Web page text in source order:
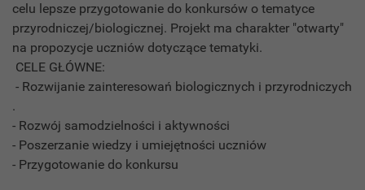
celu lepsze przygotowanie do konkursów o tematyce
przyrodniczej/biologicznej. Projekt ma charakter "otwarty"
na propozycje uczniów dotyczące tematyki.
CELE GŁÓWNE:
- Rozwijanie zainteresowań biologicznych i przyrodniczych
.
- Rozwój samodzielności i aktywności
- Poszerzanie wiedzy i umiejętności uczniów
- Przygotowanie do konkursu